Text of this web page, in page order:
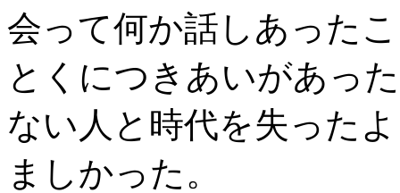
会って何か話しあった
とくにつきあいがあっ
ない人と時代を失った
ましかった。